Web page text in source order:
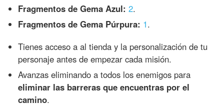
Fragmentos de Gema Azul: 2.
Fragmentos de Gema Púrpura: 1.
Tienes acceso a al tienda y la personalización de tu
personaje antes de empezar cada misión.
Avanzas eliminando a todos los enemigos para
eliminar las barreras que encuentras por el
camino.